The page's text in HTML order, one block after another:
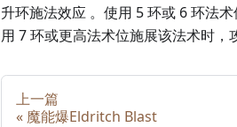
升环施法效应 。使用 5 环或 6 环法
用 7 环或更高法术位施展该法术时，
上一篇
« 魔能爆Eldritch Blast